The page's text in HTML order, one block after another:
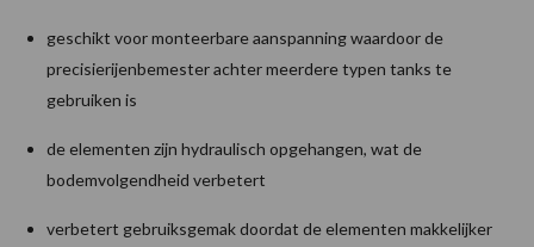
geschikt voor monteerbare aanspanning waardoor de
precisierijenbemester achter meerdere typen tanks te
gebruiken is
de elementen zijn hydraulisch opgehangen, wat de
bodemvolgendheid verbetert
verbetert gebruiksgemak doordat de elementen makkelijker